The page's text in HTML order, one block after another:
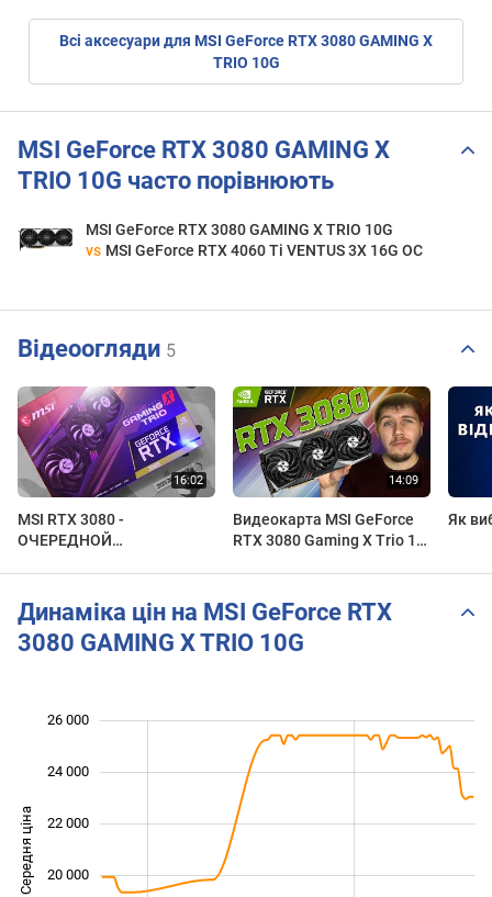
Всі аксесуари для MSI GeForce RTX 3080 GAMING X
TRIO 10G
MSI GeForce RTX 3080 GAMING X
TRIO 10G часто порівнюють
MSI GeForce RTX 3080 GAMING X TRIO 10G
vs MSI GeForce RTX 4060 Ti VENTUS 3X 16G OC
Відеоогляди 5
MSI RTX 3080 -
ОЧЕРЕДНОЙ
Видеокарта MSI GeForce
RTX 3080 Gaming X Trio 10
Як
Динаміка цін на MSI GeForce RTX
3080 GAMING X TRIO 10G
Середня ціна 20 000
22 000
24 000
26 000